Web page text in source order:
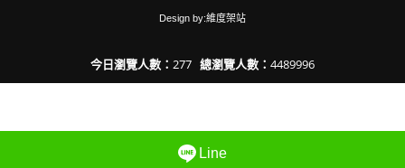
Design by:維度架站
Line
今日瀏覽人數： 277 總瀏覽人數： 4489996